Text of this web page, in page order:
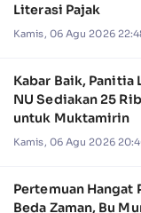
Literasi Pajak
Kamis, 06 Agu 2026
Kabar Baik,
NU Sediakan 25
untuk Muktamirin
Kamis, 06 Agu 2026
Pertemuan Hangat
Beda Zaman, Bu